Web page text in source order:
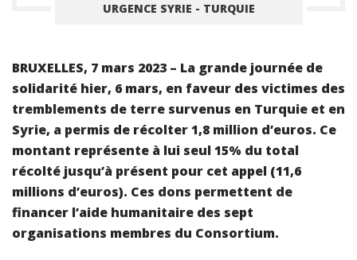
URGENCE SYRIE - TURQUIE
BRUXELLES, 7 mars 2023 – La grande journée de
solidarité hier, 6 mars, en faveur des victimes des
tremblements de terre survenus en Turquie et en
Syrie, a permis de récolter 1,8 million d’euros. Ce
montant représente à lui seul 15% du total
récolté jusqu’à présent pour cet appel (11,6
millions d’euros). Ces dons permettent de
financer l’aide humanitaire des sept
organisations membres du Consortium.